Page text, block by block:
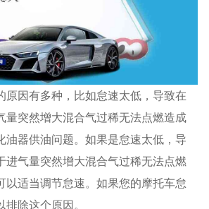
原因有多种，比如怠速太低，导致在
量突然增大混合气过稀无法点燃造成
油器供油问题。如果是怠速太低，导
进气量突然增大混合气过稀无法点燃
以适当调节怠速。如果您的摩托车怠
除这个原因。